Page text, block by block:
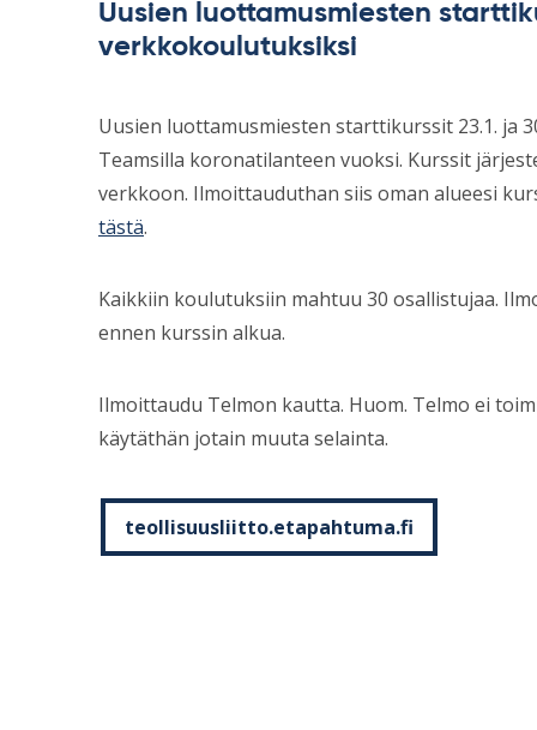
Uusien luottamusmiesten
verkkokoulutuksiksi
Uusien luottamusmiesten starttikurssit 23.1. ja
Teamsilla koronatilanteen vuoksi. Kurssit
verkkoon. Ilmoittauduthan siis oman alueesi
tästä.
Kaikkiin koulutuksiin mahtuu 30 osallistujaa.
ennen kurssin alkua.
Ilmoittaudu Telmon kautta. Huom. Telmo ei
käytäthän jotain muuta selainta.
teollisuusliitto.etapahtuma.fi